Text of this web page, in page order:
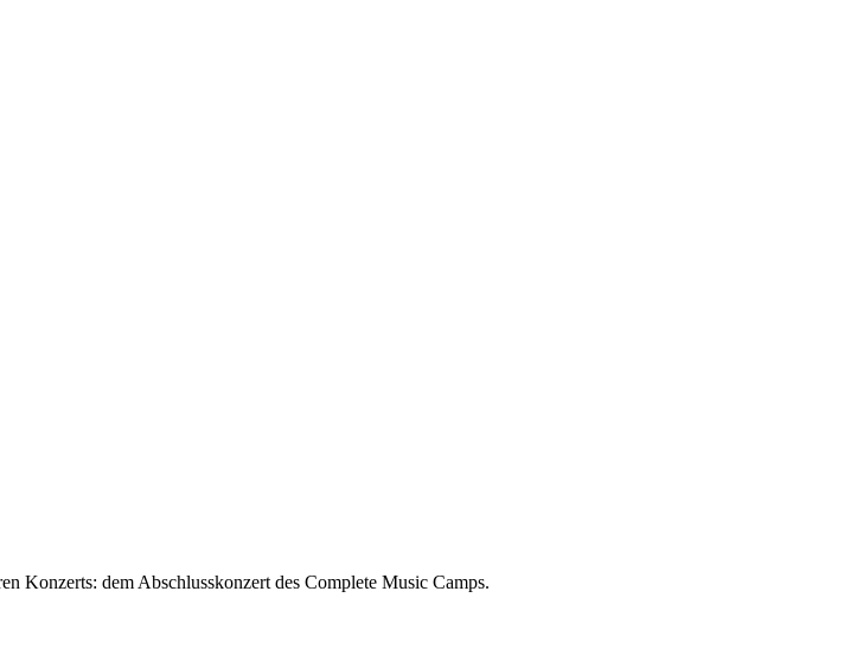
Konzerts: dem Abschlusskonzert des Complete Music Camps.